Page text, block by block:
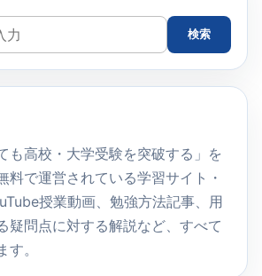
検索
も高校・大学受験を突破する」を
料で運営されている学習サイト・
授業動画、勉強方法記事、用
疑問点に対する解説など、すべて
。